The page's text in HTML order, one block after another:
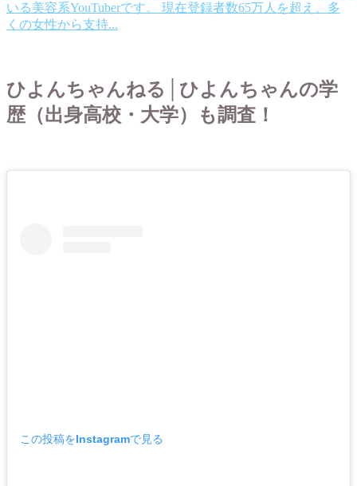
いる美容系YouTuberです。 現在登録者数65万人を超え、多
くの女性から支持...
ひよんちゃんねる│ひよんちゃんの学
歴（出身高校・大学）も調査！
この投稿をInstagramで見る